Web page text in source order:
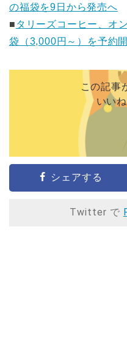
の福袋を9日から発売へ
■ タリーズコーヒー、オ
袋（3,000円～）を予約
この記事
いい
シェアする
Twitter で